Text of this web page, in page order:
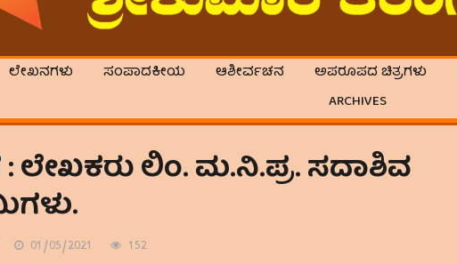
ಲೇಖನಗಳು ಸಂಪಾದಕೀಯ ಆಶೀರ್ವಚನ ಅಪರೂಪದ ಚಿತ್ರಗಳು
ARCHIVES
ಲಿಂ. ಮ.ನಿ.ಪ್ರ. ಸದಾಶಿವ
01/05/2021 152